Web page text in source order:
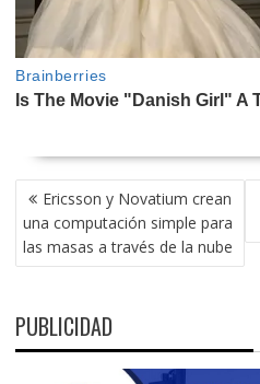
NAVEGACIÓN
DE
ENTRADAS
Ericsson y Novatium crean
una computación simple para
las masas a través de la nube
PUBLICIDAD